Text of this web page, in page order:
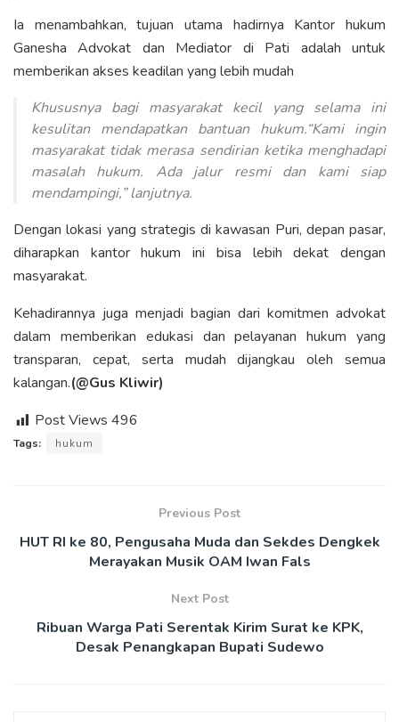
Ia menambahkan, tujuan utama hadirnya Kantor hukum
Ganesha Advokat dan Mediator di Pati adalah untuk
memberikan akses keadilan yang lebih mudah
Khususnya bagi masyarakat kecil yang selama ini
kesulitan mendapatkan bantuan hukum.“Kami ingin
masyarakat tidak merasa sendirian ketika menghadapi
masalah hukum. Ada jalur resmi dan kami siap
mendampingi,” lanjutnya.
Dengan lokasi yang strategis di kawasan Puri, depan pasar,
diharapkan kantor hukum ini bisa lebih dekat dengan
masyarakat.
Kehadirannya juga menjadi bagian dari komitmen advokat
dalam memberikan edukasi dan pelayanan hukum yang
transparan, cepat, serta mudah dijangkau oleh semua
kalangan.(@Gus Kliwir)
Post Views 496
Tags: hukum
Previous Post
HUT RI ke 80, Pengusaha Muda dan Sekdes Dengkek
Merayakan Musik OAM Iwan Fals
Next Post
Ribuan Warga Pati Serentak Kirim Surat ke KPK,
Desak Penangkapan Bupati Sudewo